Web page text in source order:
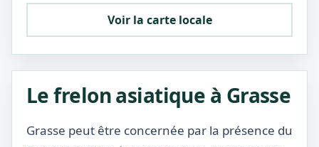
Voir la carte locale
Le frelon asiatique à Grasse
Grasse peut être concernée par la présence du